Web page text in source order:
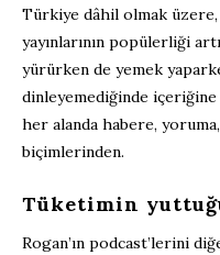
Türkiye dâhil olmak
yayınlarının popülerliği
yürürken de yemek
dinleyemediğinde içeriğine
her alanda habere,
biçimlerinden.
Tüketimin
Rogan’ın podcast’lerini